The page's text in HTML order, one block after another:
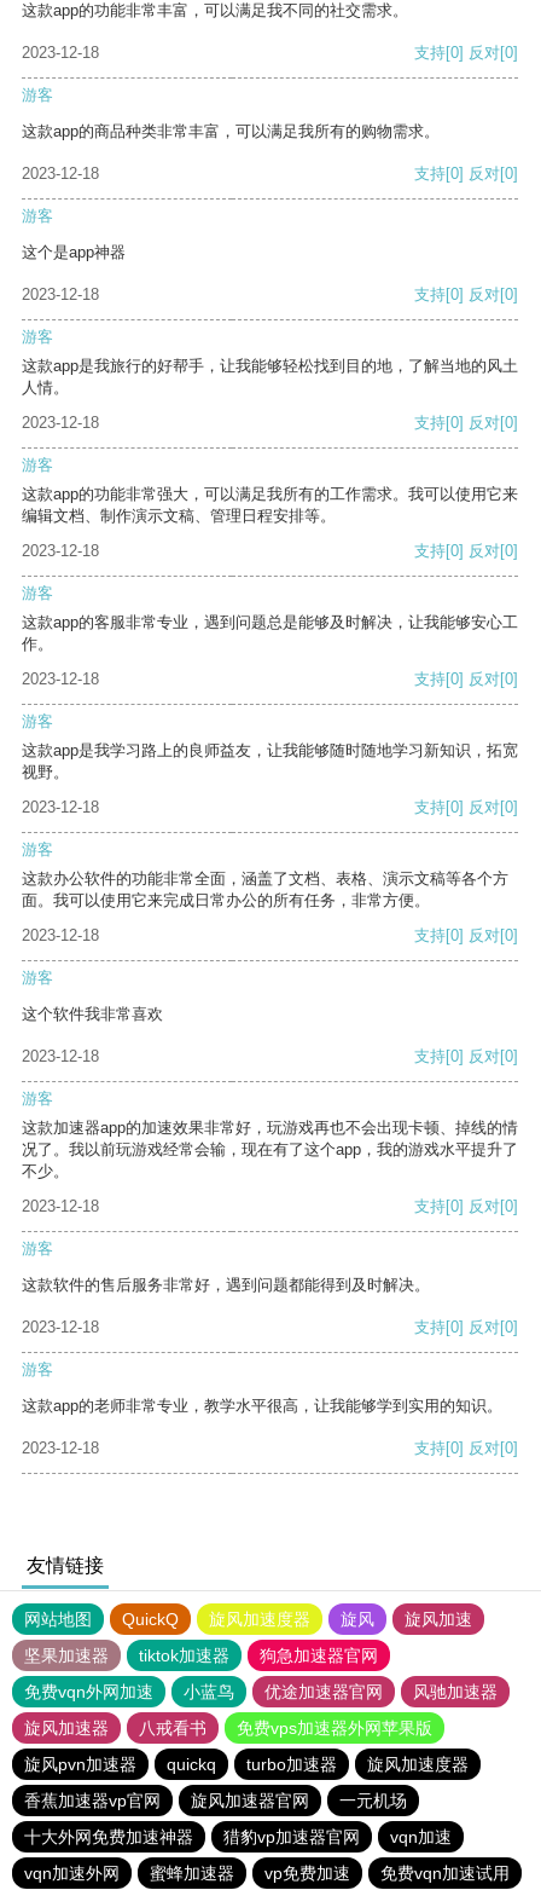
这款app的功能非常丰富，可以满足我不同的社交需求。
2023-12-18 支持[0] 反对[0]
游客
这款app的商品种类非常丰富，可以满足我所有的购物需求。
2023-12-18 支持[0] 反对[0]
游客
这个是app神器
2023-12-18 支持[0] 反对[0]
游客
这款app是我旅行的好帮手，让我能够轻松找到目的地，了解当地的风土
人情。
2023-12-18
支持[0] 反对[0]
游客
这款app的功能非常强大，可以满足我所有的工作需求。我可以使用它来
编辑文档、制作演示文稿、管理日程安排等。
2023-12-18
支持[0] 反对[0]
游客
这款app的客服非常专业，遇到问题总是能够及时解决，让我能够安心工
作。
2023-12-18
支持[0] 反对[0]
游客
这款app是我学习路上的良师益友，让我能够随时随地学习新知识，拓宽
视野。
2023-12-18
支持[0] 反对[0]
游客
这款办公软件的功能非常全面，涵盖了文档、表格、演示文稿等各个方
面。我可以使用它来完成日常办公的所有任务，非常方便。
2023-12-18
支持[0] 反对[0]
游客
这个软件我非常喜欢
2023-12-18 支持[0] 反对[0]
游客
这款加速器app的加速效果非常好，玩游戏再也不会出现卡顿、掉线的情
况了。我以前玩游戏经常会输，现在有了这个app，我的游戏水平提升了
不少。
2023-12-18
支持[0] 反对[0]
游客
这款软件的售后服务非常好，遇到问题都能得到及时解决。
2023-12-18 支持[0] 反对[0]
游客
这款app的老师非常专业，教学水平很高，让我能够学到实用的知识。
2023-12-18 支持[0] 反对[0]
友情链接
网站地图 QuickQ 旋风加速度器 旋风
旋风加速
坚果加速器
tiktok加速器
狗急加速器官网
免费vqn外网加速
小蓝鸟 优途加速器官网
风驰加速器
旋风加速器
八戒看书
免费vps加速器外网苹果版
旋风pvn加速器
quickq turbo加速器
旋风加速度器
香蕉加速器vp官网
旋风加速器官网
一元机场
十大外网免费加速神器
猎豹vp加速器官网
vqn加速
vqn加速外网
蜜蜂加速器 vp免费加速 免费vqn加速试用